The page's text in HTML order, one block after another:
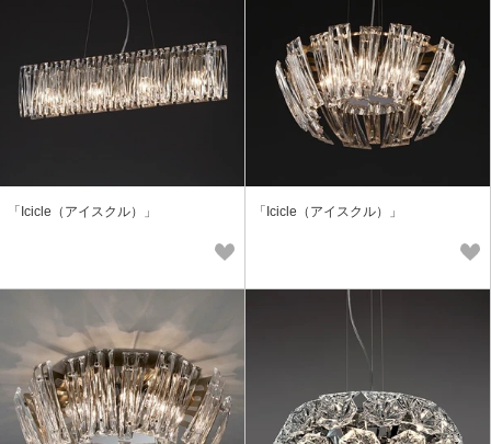
「Icicle（アイスクル）」 「Icicle（アイスクル）」